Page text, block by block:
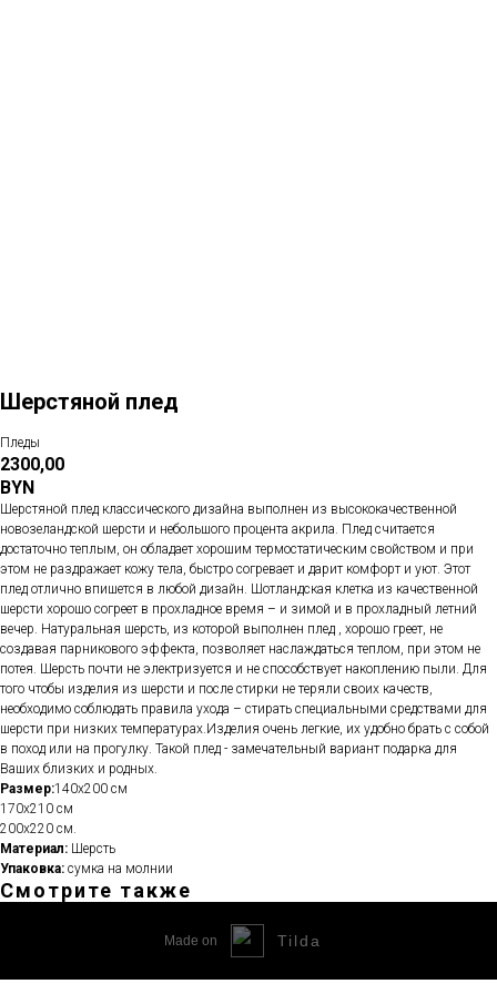
Шерстяной плед
Пледы
2300,00
BYN
Шерстяной плед классического дизайна выполнен из высококачественной
новозеландской шерсти и небольшого процента акрила. Плед считается
достаточно теплым, он обладает хорошим термостатическим свойством и при
этом не раздражает кожу тела, быстро согревает и дарит комфорт и уют. Этот
плед отлично впишется в любой дизайн. Шотландская клетка из качественной
шерсти хорошо согреет в прохладное время – и зимой и в прохладный летний
вечер. Натуральная шерсть, из которой выполнен плед , хорошо греет, не
создавая парникового эффекта, позволяет наслаждаться теплом, при этом не
потея. Шерсть почти не электризуется и не способствует накоплению пыли. Для
того чтобы изделия из шерсти и после стирки не теряли своих качеств,
необходимо соблюдать правила ухода – стирать специальными средствами для
шерсти при низких температурах.Изделия очень легкие, их удобно брать с собой
в поход или на прогулку. Такой плед - замечательный вариант подарка для
Ваших близких и родных.
Размер:140х200 см
170х210 см
200х220 см.
Материал: Шерсть
Упаковка: сумка на молнии
Смотрите также
Made on Tilda